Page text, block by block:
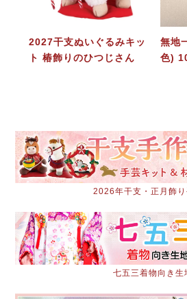
2027干支ぬいぐるみキッ
ト 椿飾りのひつじさん
無地
色)
2026年干支・正月飾り
七五三着物向き生